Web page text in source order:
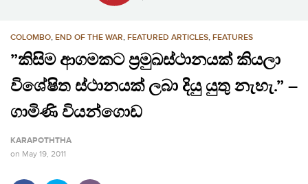
COLOMBO, END OF THE WAR, FEATURED ARTICLES, FEATURES
”කිසිම ආගමකට ප්‍රමුඛස්ථානයක් කියලා
විශේෂිත ස්ථානයක් ලබා දියු යුතු නැහැ.” –
ගාමිණි වියන්ගොඩ
KARAPOTHTHA
on May 19, 2011